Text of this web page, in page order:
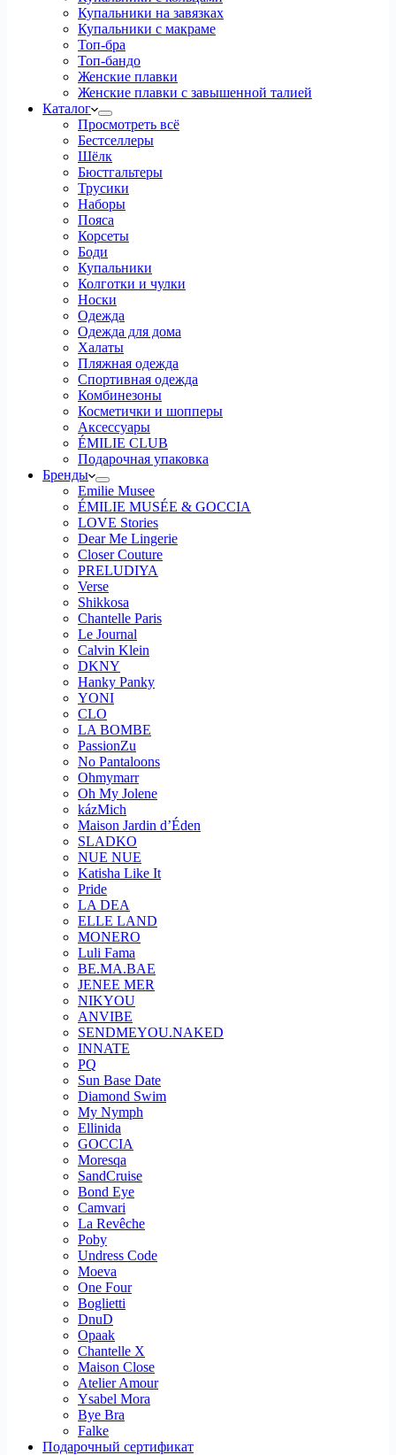
Купальники на завязках
Купальники с макраме
Топ-бра
Топ-бандо
Женские плавки
Женские плавки с завышенной талией
Каталог
Просмотреть всё
Бестселлеры
Шёлк
Бюстгальтеры
Трусики
Наборы
Пояса
Корсеты
Боди
Купальники
Колготки и чулки
Носки
Одежда
Одежда для дома
Халаты
Пляжная одежда
Спортивная одежда
Комбинезоны
Косметички и шопперы
Аксессуары
ÉMILIE CLUB
Подарочная упаковка
Бренды
Emilie Musee
ÉMILIE MUSÉE & GOCCIA
LOVE Stories
Dear Me Lingerie
Closer Couture
PRELUDIYA
Verse
Shikkosa
Chantelle Paris
Le Journal
Calvin Klein
DKNY
Hanky Panky
YONI
CLO
LA BOMBE
PassionZu
No Pantaloons
Ohmymarr
Oh My Jolene
kázMich
Maison Jardin d’Éden
SLADKO
NUE NUE
Katisha Like It
Pride
LA DEA
ELLE LAND
MONERO
Luli Fama
BE.MA.BAE
JENEE MER
NIKYOU
ANVIBE
SENDMEYOU.NAKED
INNATE
PQ
Sun Base Date
Diamond Swim
My Nymph
Ellinida
GOCCIA
Moresqa
SandCruise
Bond Eye
Camvari
La Revêche
Poby
Undress Code
Moeva
One Four
Boglietti
DnuD
Opaak
Chantelle X
Maison Close
Atelier Amour
Ysabel Mora
Bye Bra
Falke
Подарочный сертификат